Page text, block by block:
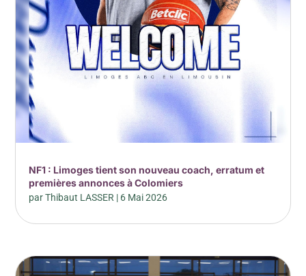
NF1 : Limoges tient son nouveau coach, erratum et
premières annonces à Colomiers
parThibaut LASSER | 6 Mai 2026